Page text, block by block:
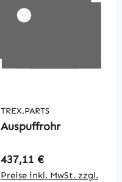
TREX.PARTS
Auspuffrohr
Regulärer Preis:
437,11 €
Preise inkl. MwSt. zzgl.